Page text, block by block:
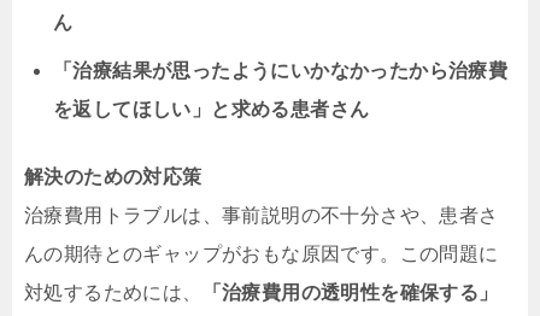
ん
「治療結果が思ったようにいかなかったから治療費
を返してほしい」と求める患者さん
解決のための対応策
治療費用トラブルは、事前説明の不十分さや、患者さ
んの期待とのギャップがおもな原因です。この問題に
対処するためには、
「治療費用の透明性を確保する」